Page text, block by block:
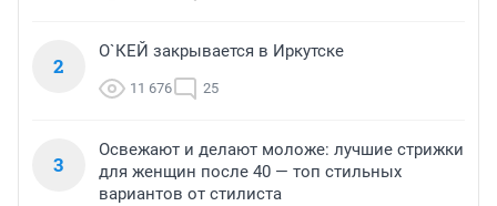
2
О`КЕЙ закрывается в Иркутске
11 676 25
3
Освежают и делают моложе: лучшие стрижки
для женщин после 40 — топ стильных
вариантов от стилиста